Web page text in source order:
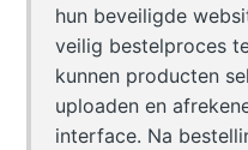
hun beveiligde
veilig bestelproces
kunnen producten
uploaden en
interface. Na